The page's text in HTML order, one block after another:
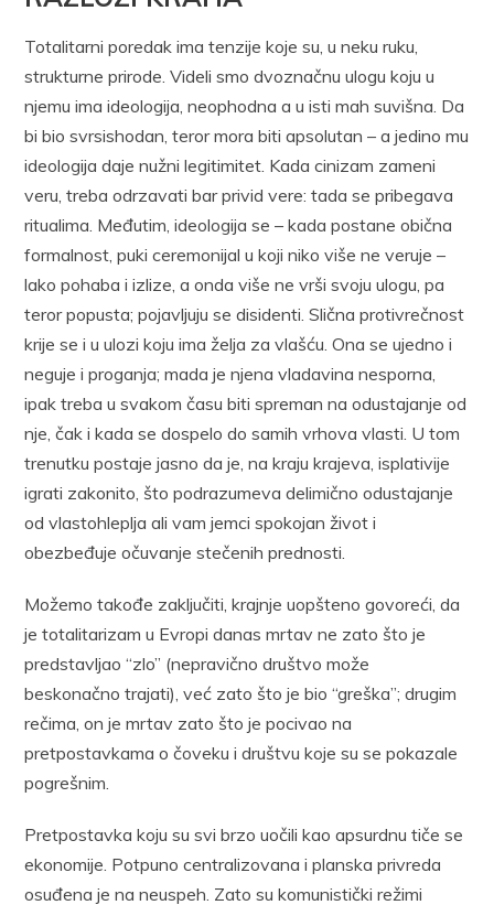
Totalitarni poredak ima tenzije koje su, u neku ruku,
strukturne prirode. Videli smo dvoznačnu ulogu koju u
njemu ima ideologija, neophodna a u isti mah suvišna. Da
bi bio svrsishodan, teror mora biti apsolutan – a jedino mu
ideologija daje nužni legitimitet. Kada cinizam zameni
veru, treba odrzavati bar privid vere: tada se pribegava
ritualima. Međutim, ideologija se – kada postane obična
formalnost, puki ceremonijal u koji niko više ne veruje –
lako pohaba i izlize, a onda više ne vrši svoju ulogu, pa
teror popusta; pojavljuju se disidenti. Slična protivrečnost
krije se i u ulozi koju ima želja za vlašću. Ona se ujedno i
neguje i proganja; mada je njena vladavina nesporna,
ipak treba u svakom času biti spreman na odustajanje od
nje, čak i kada se dospelo do samih vrhova vlasti. U tom
trenutku postaje jasno da je, na kraju krajeva, isplativije
igrati zakonito, što podrazumeva delimično odustajanje
od vlastohleplja ali vam jemci spokojan život i
obezbeđuje očuvanje stečenih prednosti.
Možemo takođe zaključiti, krajnje uopšteno govoreći, da
je totalitarizam u Evropi danas mrtav ne zato što je
predstavljao “zlo” (nepravično društvo može
beskonačno trajati), već zato što je bio “greška”; drugim
rečima, on je mrtav zato što je pocivao na
pretpostavkama o čoveku i društvu koje su se pokazale
pogrešnim.
Pretpostavka koju su svi brzo uočili kao apsurdnu tiče se
ekonomije. Potpuno centralizovana i planska privreda
osuđena je na neuspeh. Zato su komunistički režimi